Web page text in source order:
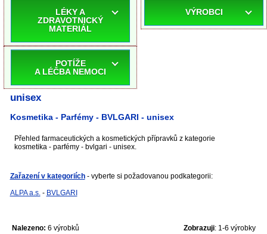
LÉKY A
ZDRAVOTNICKÝ
MATERIÁL
POTÍŽE
A LÉČBA NEMOCI
VÝROBCI
unisex
Kosmetika - Parfémy - BVLGARI - unisex
Přehled farmaceutických a kosmetických přípravků z kategorie
kosmetika - parfémy - bvlgari - unisex.
Zařazení v kategoriích - vyberte si požadovanou podkategorii:
ALPA a.s.- BVLGARI
Nalezeno: 6 výrobků Zobrazuji: 1-6 výrobky